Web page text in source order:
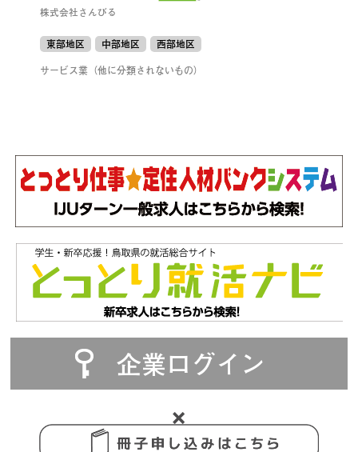
株式会社さんびる
東部地区 中部地区
西部地区
サービス業（他に分類されないもの）
企業ログイン